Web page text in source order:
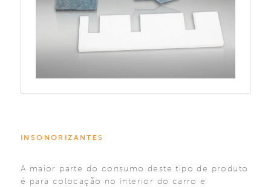
INSONORIZANTES
A maior parte do consumo deste tipo de produto
é para colocação no interior do carro e